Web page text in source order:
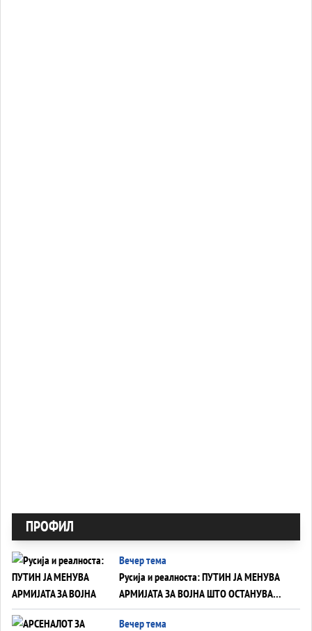
ПРОФИЛ
Вечер тема
Русија и реалноста: ПУТИН ЈА МЕНУВА
АРМИЈАТА ЗА ВОЈНА ШТО ОСТАНУВА
БЕЗ ФРОНТ
Вечер тема